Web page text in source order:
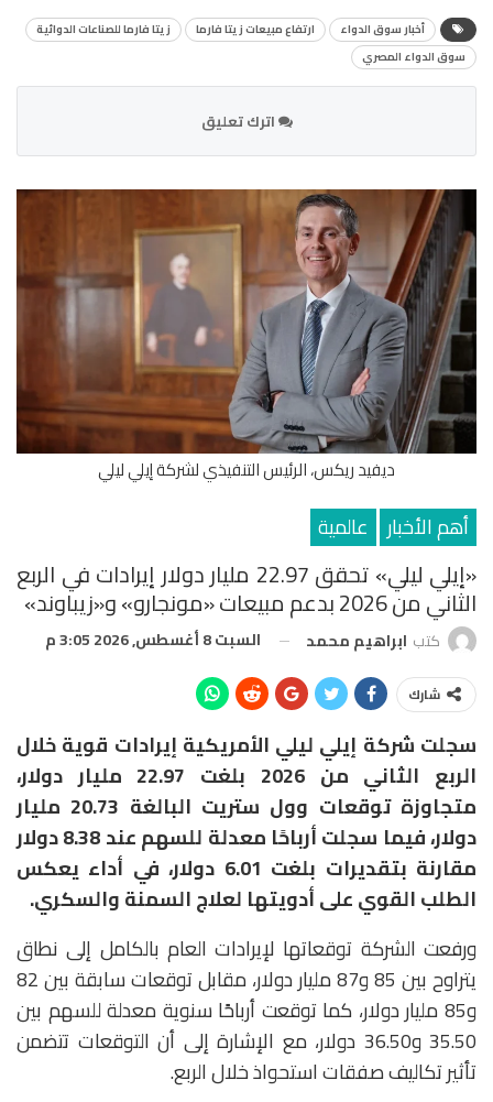
أخبار سوق الدواء ارتفاع مبيعات زيتا فارما
زيتا فارما للصناعات الدوائية
سوق الدواء المصري
اترك تعليق
ديفيد ريكس، الرئيس التنفيذي لشركة إيلي ليلي
أهم الأخبار عالمية
«إيلي ليلي» تحقق 22.97 مليار دولار إيرادات في الربع
الثاني من 2026 بدعم مبيعات «مونجارو» و«زيباوند»
كتب ابراهيم محمد السبت 8 أغسطس, 2026 3:05 م
شارك
سجلت شركة إيلي ليلي الأمريكية إيرادات قوية خلال
الربع الثاني من 2026 بلغت 22.97 مليار دولار،
متجاوزة توقعات وول ستريت البالغة 20.73 مليار
دولار، فيما سجلت أرباحًا معدلة للسهم عند 8.38 دولار
مقارنة بتقديرات بلغت 6.01 دولار، في أداء يعكس
الطلب القوي على أدويتها لعلاج السمنة والسكري.
ورفعت الشركة توقعاتها لإيرادات العام بالكامل إلى نطاق
يتراوح بين 85 و87 مليار دولار، مقابل توقعات سابقة بين 82
و85 مليار دولار، كما توقعت أرباحًا سنوية معدلة للسهم بين
35.50 و36.50 دولار، مع الإشارة إلى أن التوقعات تتضمن
تأثير تكاليف صفقات استحواذ خلال الربع.